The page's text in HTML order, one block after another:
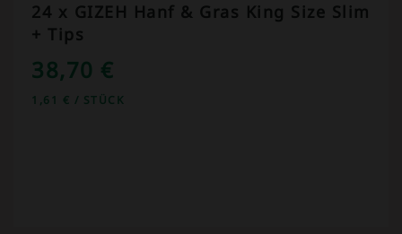
24 x GIZEH Hanf & Gras King Size Slim
+ Tips
38,70 €
1,61 € / STÜCK